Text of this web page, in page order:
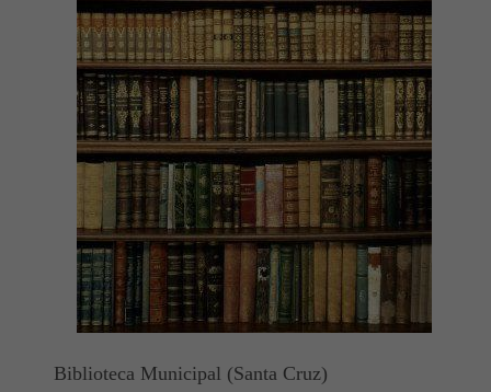
Biblioteca Municipal (Santa Cruz)